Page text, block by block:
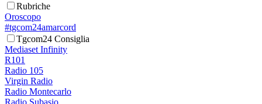
Rubriche
Oroscopo
#tgcom24amarcord
Tgcom24 Consiglia
Mediaset Infinity
R101
Radio 105
Virgin Radio
Radio Montecarlo
Radio Subasio